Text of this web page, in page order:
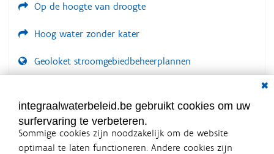
Op de hoogte van droogte
Hoog water zonder kater
Geoloket stroomgebiedbeheerplannen
LOGIN VEREIST
integraalwaterbeleid.be gebruikt cookies om uw
surfervaring te verbeteren.
Sommige cookies zijn noodzakelijk om de website
optimaal te laten functioneren. Andere cookies zijn